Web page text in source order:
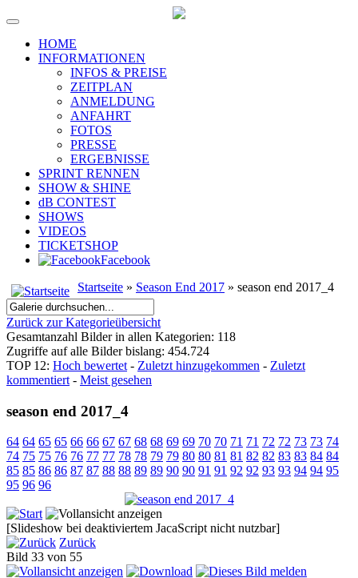
HOME
INFORMATIONEN
INFOS & PREISE
ZEITPLAN
ANMELDUNG
ANFAHRT
FOTOS
PRESSE
ERGEBNISSE
SPRINT RENNEN
SHOW & SHINE
dB CONTEST
SHOWS
VIDEOS
TICKETSHOP
Facebook
Startseite » Season End 2017 » season end 2017_4
Zurück zur Kategorieübersicht
Gesamtanzahl Bilder in allen Kategorien: 118
Zugriffe auf alle Bilder bislang: 454.724
TOP 12: Hoch bewertet - Zuletzt hinzugekommen - Zuletzt
kommentiert - Meist gesehen
season end 2017_4
64 64 65 65 66 66 67 67 68 68 69 69 70 70 71 71 72 72 73 73 74
74 75 75 76 76 77 77 78 78 79 79 80 80 81 81 82 82 83 83 84 84
85 85 86 86 87 87 88 88 89 89 90 90 91 91 92 92 93 93 94 94 95
95 96 96
[Slideshow bei deaktiviertem JacaScript nicht nutzbar]
Zurück
Bild 33 von 55